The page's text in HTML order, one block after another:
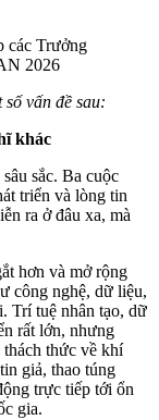
các Trưởng
2026
vấn đề sau:
khác
sắc. Ba cuộc
triển và lòng tin
ra ở đâu xa, mà
hơn và mở rộng
công nghệ, dữ liệu,
Trí tuệ nhân tạo, dữ
rất lớn, nhưng
thức về khí
giả, thao túng
trực tiếp tới ổn
gia.